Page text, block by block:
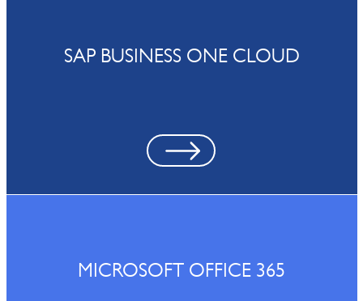
SAP BUSINESS ONE CLOUD
MICROSOFT OFFICE 365